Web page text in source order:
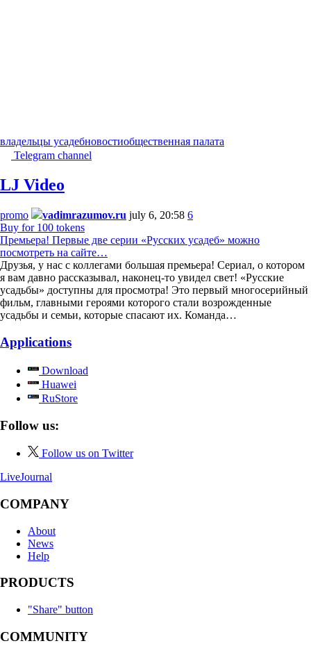
владельцы усадебновостиобщественная палата
Telegram channel
LJ Video
promo vadimrazumov.ru july 6, 20:58 6
Buy for 100 tokens
Премьера! Первые две серии «Русских усадеб» можно
посмотреть на сайте…
Друзья, у нас с коллегами большая премьера! Сериал, о котором
я вам давно рассказывал, наконец-то увидел свет! «Русские
усадьбы» доступны для просмотра! Это первый многосерийный
фильм, главными героями которого стали возрожденные
усадьбы и семьи, которые спасают их. Команда…
Applications
Download
Huawei
RuStore
Follow us:
Follow us on Twitter
LiveJournal
COMPANY
About
News
Help
PRODUCTS
"Share" button
COMMUNITY